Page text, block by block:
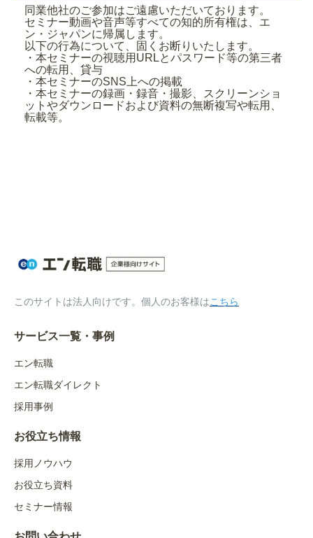
同業他社のご参加はご遠慮いただいております。
セミナー動画や音声等すべての知的所有権は、エ
ン・ジャパンに帰属します。
以下の行為について、固くお断りいたします。
・本セミナーの視聴用URLとパスワード等の第三者
への転用、貸与
・本セミナーのSNS上への掲載
・本セミナーの録画・録音・撮影、スクリーンショ
ットやダウンロードおよび資料の無断複写や転用、
転載等。
このサイトは法人向けです。個人のお客様はこちら
サービス一覧・事例
エン転職
エン転職ダイレクト
採用事例
お役立ち情報
採用ノウハウ
お役立ち資料
セミナー情報